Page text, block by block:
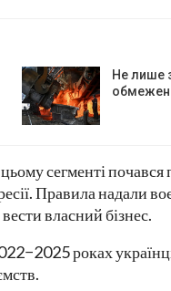
Не лише
сегменті почався
Правила надали
власний бізнес.
роках